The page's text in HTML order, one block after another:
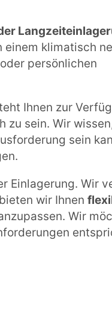
einem klimatisch
persönlichen
Ihnen zur
zu sein. Wir
sein
Einlagerung. Wir
wir Ihnen
Wir